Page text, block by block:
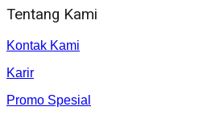
Tentang Kami
Kontak Kami
Karir
Promo Spesial